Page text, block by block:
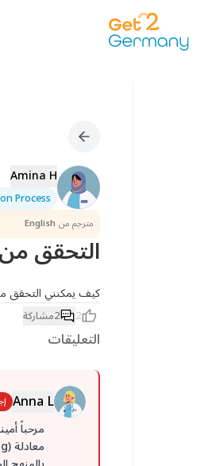
Amina H
Process
مترجم من English
التحقق
كيف يمكنني التحقق
2
2مشاركة
التعليقات
Anna L
مرحباً